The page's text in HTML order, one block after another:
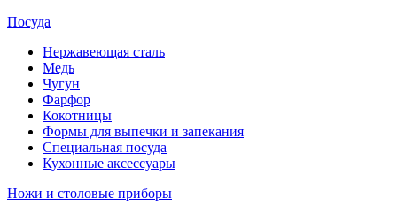
Посуда
Нержавеющая сталь
Медь
Чугун
Фарфор
Кокотницы
Формы для выпечки и запекания
Специальная посуда
Кухонные аксессуары
Ножи и столовые приборы